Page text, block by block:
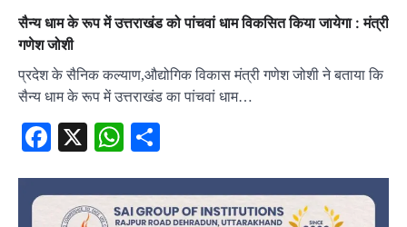
सैन्य धाम के रूप में उत्तराखंड को पांचवां धाम विकसित किया जायेगा : मंत्री
गणेश जोशी
प्रदेश के सैनिक कल्याण,औद्योगिक विकास मंत्री गणेश जोशी ने बताया कि
सैन्य धाम के रूप में उत्तराखंड का पांचवां धाम…
Facebook
X WhatsApp